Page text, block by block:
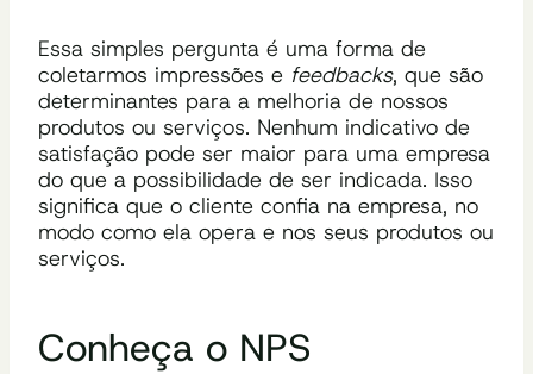
Essa simples pergunta é uma forma de
coletarmos impressões e feedbacks, que são
determinantes para a melhoria de nossos
produtos ou serviços. Nenhum indicativo de
satisfação pode ser maior para uma empresa
do que a possibilidade de ser indicada. Isso
significa que o cliente confia na empresa, no
modo como ela opera e nos seus produtos ou
serviços.
Conheça o NPS